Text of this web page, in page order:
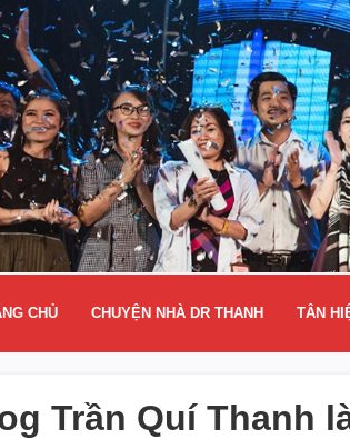
CHỦ CHUYỆN NHÀ DR THANH TÂN
Trần Quí Thanh